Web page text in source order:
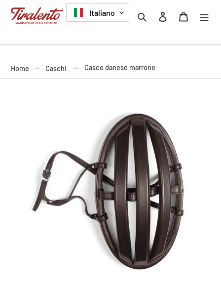
direttamente
LINGUAItaliano Cerca Accedi Carrello
Home Caschi Casco danese marrone